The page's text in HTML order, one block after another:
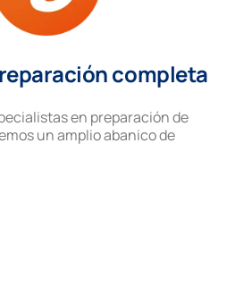
completa
en preparación de
un amplio abanico de